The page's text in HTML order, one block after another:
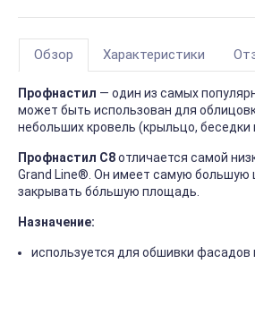
Обзор Характеристики
Профнастил — один из самых
может быть использован для
небольших кровель (крыльцо, беседки
Профнастил C8отличается самой
Grand Line®. Он имеет самую
закрывать бо́льшую площадь.
Назначение:
используется для обшивки